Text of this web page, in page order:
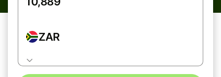
ZAR